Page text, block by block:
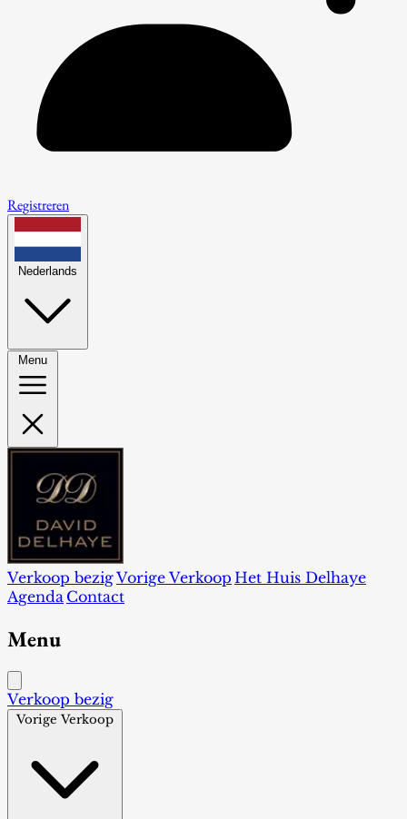
Registreren
Nederlands
Menu
Verkoop bezigVorige Verkoop Het Huis Delhaye
Agenda Contact
Menu
Verkoop bezig
Vorige Verkoop